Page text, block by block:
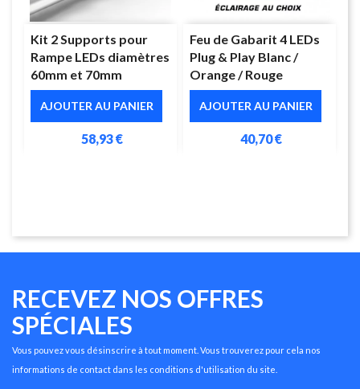
Kit 2 Supports pour
Rampe LEDs diamètres
60mm et 70mm
AJOUTER AU PANIER
58,93 €
Feu de Gabarit 4 LEDs
Plug & Play Blanc /
Orange / Rouge
AJOUTER AU PANIER
40,70 €
RECEVEZ NOS OFFRES
SPÉCIALES
Vous pouvez vous désinscrire à tout moment. Vous trouverez pour cela nos
informations de contact dans les conditions d'utilisation du site.